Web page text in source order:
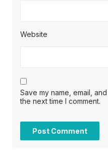
Website
Save my name, email,
the next time I comment.